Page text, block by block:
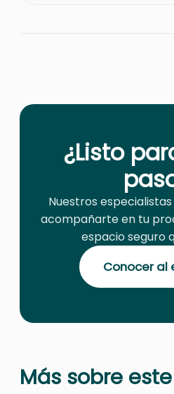
¿Listo
Nuestros
acompañarte en tu
espacio seguro
Conocer al
Más sobre